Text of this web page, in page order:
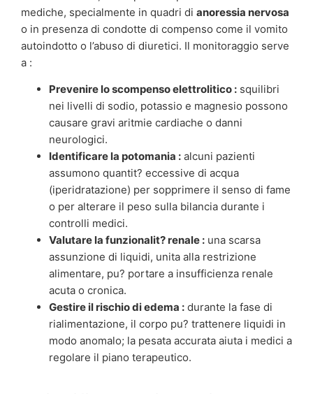
mediche, specialmente in quadri di anoressia nervosa
o in presenza di condotte di compenso come il vomito
autoindotto o l’abuso di diuretici. Il monitoraggio serve
a :
Prevenire lo scompenso elettrolitico : squilibri
nei livelli di sodio, potassio e magnesio possono
causare gravi aritmie cardiache o danni
neurologici.
Identificare la potomania : alcuni pazienti
assumono quantit? eccessive di acqua
(iperidratazione) per sopprimere il senso di fame
o per alterare il peso sulla bilancia durante i
controlli medici.
Valutare la funzionalit? renale : una scarsa
assunzione di liquidi, unita alla restrizione
alimentare, pu? portare a insufficienza renale
acuta o cronica.
Gestire il rischio di edema : durante la fase di
rialimentazione, il corpo pu? trattenere liquidi in
modo anomalo; la pesata accurata aiuta i medici a
regolare il piano terapeutico.